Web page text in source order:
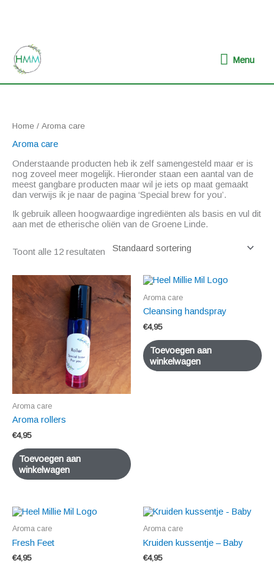
Menu
Home / Aroma care
Aroma care
Onderstaande producten heb ik zelf samengesteld maar er is
nog zoveel meer mogelijk. Hieronder staan een aantal van de
meest gangbare producten maar wil je iets op maat gemaakt
dan verwijs ik je naar de pagina ‘Special brew for you’.
Ik gebruik alleen hoogwaardige ingrediënten als basis en vul dit
aan met de etherische oliën van de Groene Linde.
Toont alle 12 resultaten
Aroma care
Aroma rollers
€4,95
Toevoegen aan
winkelwagen
Aroma care
Cleansing handspray
€4,95
Toevoegen aan
winkelwagen
Aroma care
Fresh Feet
€4,95
Aroma care
Kruiden kussentje – Baby
€4,95